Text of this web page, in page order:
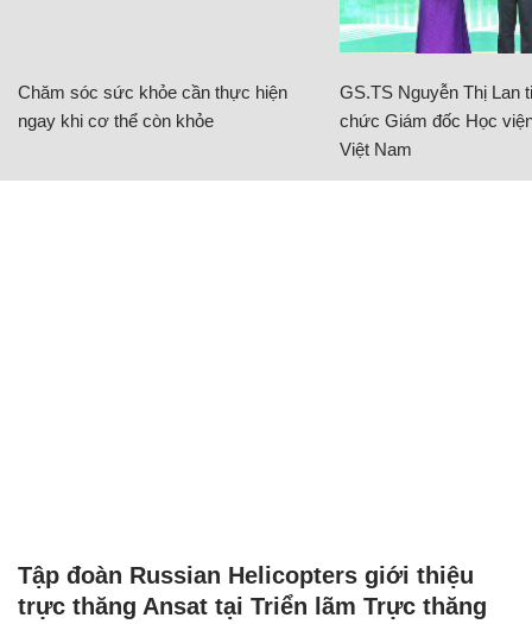
Chăm sóc sức khỏe cần thực hiện
ngay khi cơ thể còn khỏe
GS.TS Nguyễn Thị Lan
chức Giám đốc Học
Việt Nam
Tập đoàn Russian Helicopters giới thiệu
trực thăng Ansat tại Triển lãm Trực thăng